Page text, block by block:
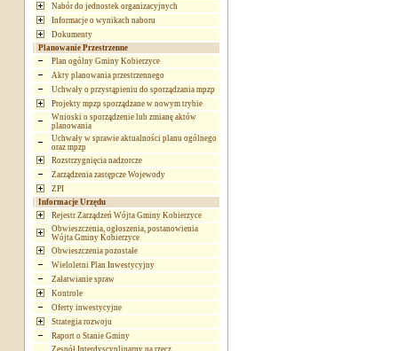
Nabór do jednostek organizacyjnych
Informacje o wynikach naboru
Dokumenty
Planowanie Przestrzenne
Plan ogólny Gminy Kobierzyce
Akty planowania przestrzennego
Uchwały o przystąpieniu do sporządzania mpzp
Projekty mpzp sporządzane w nowym trybie
Wnioski o sporządzenie lub zmianę aktów
planowania
Uchwały w sprawie aktualności planu ogólnego
oraz mpzp
Rozstrzygnięcia nadzorcze
Zarządzenia zastępcze Wojewody
ZPI
Informacje Urzędu
Rejestr Zarządzeń Wójta Gminy Kobierzyce
Obwieszczenia, ogłoszenia, postanowienia
Wójta Gminy Kobierzyce
Obwieszczenia pozostałe
Wieloletni Plan Inwestycyjny
Załatwianie spraw
Kontrole
Oferty inwestycyjne
Strategia rozwoju
Raport o Stanie Gminy
Zespół Interdyscyplinarny na rzecz